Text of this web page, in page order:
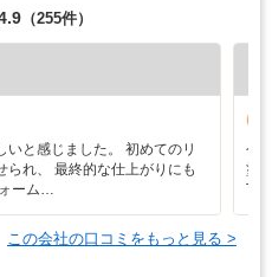
（255件）
と感じました。 初めてのリ
られ、 最終的な仕上がりにも
ーム…
今
塗
丁
この会社の口コミをもっと見る >